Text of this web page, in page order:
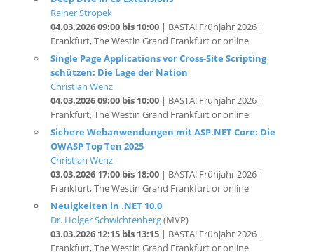
Frankfurt, The Westin Grand Frankfurt or online
Single Page Applications vor Cross-Site Scripting
schützen: Die Lage der Nation
Christian Wenz
04.03.2026 09:00 bis 10:00| BASTA! Frühjahr 2026 |
Frankfurt, The Westin Grand Frankfurt or online
Sichere Webanwendungen mit ASP.NET Core: Die
OWASP Top Ten 2025
Christian Wenz
03.03.2026 17:00 bis 18:00
Frankfurt, The Westin Grand Frankfurt or online
Neuigkeiten in .NET 10.0
Dr. Holger Schwichtenberg(MVP)
03.03.2026 12:15 bis 13:15| BASTA! Frühjahr 2026 |
Frankfurt, The Westin Grand Frankfurt or online
GitHub Copilot: Die Agents sind da (und sind